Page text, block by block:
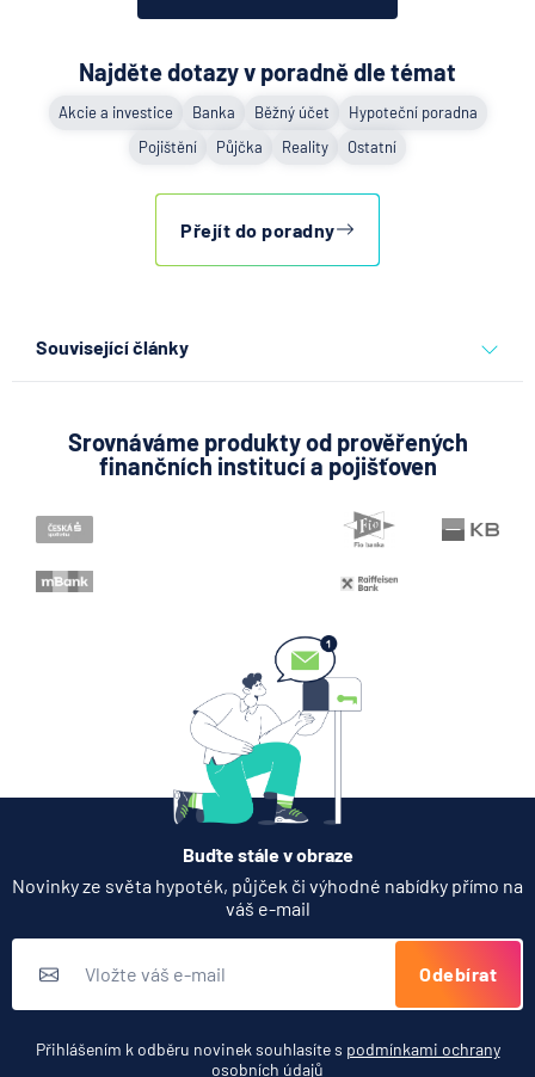
Najděte dotazy v poradně dle témat
Akcie a investice Banka Běžný účet
Hypoteční poradna
Pojištění
Půjčka Reality Ostatní
Přejít do poradny
Související články
7.8.2026 Běžný účet
ČNB ponechala úroky,
klíčový je ale výhled inflace
Partners Banka spouští
nákup a prodej bitcoinu
přímo v Partners App
6.8.2026
Když rozhoduje stres: nové
triky bankovních podvodníků
Zobrazit všechny články
Srovnáváme produkty od prověřených
finančních institucí a pojišťoven
Buďte stále v obraze
Novinky ze světa hypoték, půjček či výhodné nabídky přímo na
váš e-mail
Odebírat
Přihlášením k odběru novinek souhlasíte s podmínkami ochrany
osobních údajů